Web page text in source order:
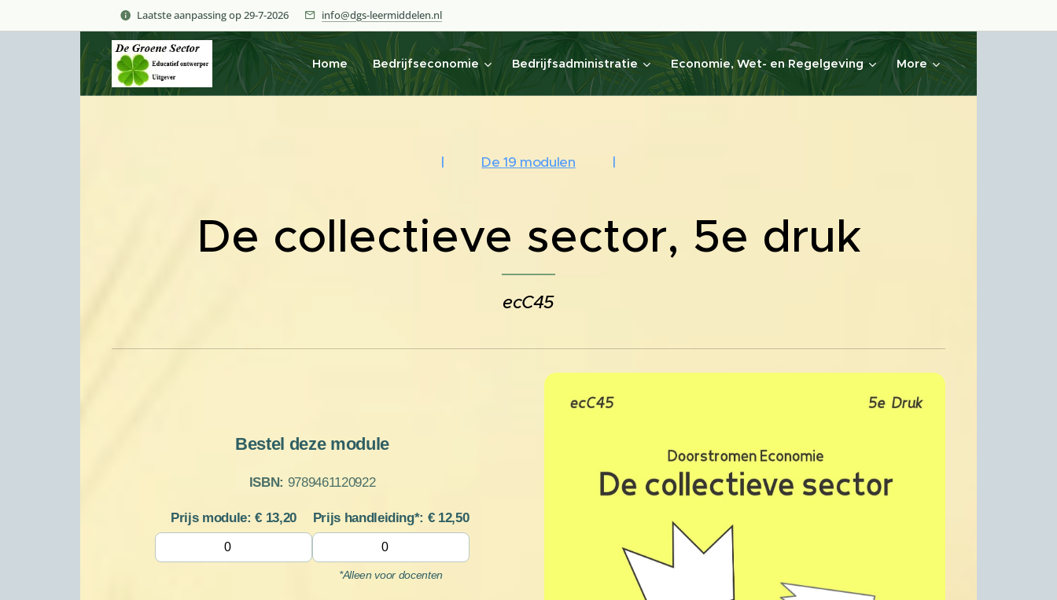
Laatste aanpassing op 29-7-2026 info@dgs-leermiddelen.nl
Home Bedrijfseconomie Bedrijfsadministratie Economie, Wet- en Regelgeving More
| De 19 modulen |
De collectieve sector, 5e druk
ecC45
Bestel deze module
ISBN: 9789461120922
Prijs module: € 13,20 Prijs handleiding*: € 12,50
*Alleen voor docenten